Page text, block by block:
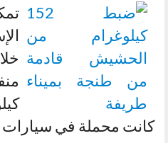
كانت محملة في